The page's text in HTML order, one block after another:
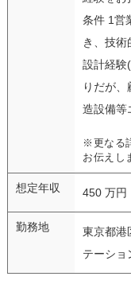
条件 1営
き、技
設計経験
りだが
造設備等
※更なる
お伝えし
想定年収 450 万円
勤務地
東京都港
テーショ